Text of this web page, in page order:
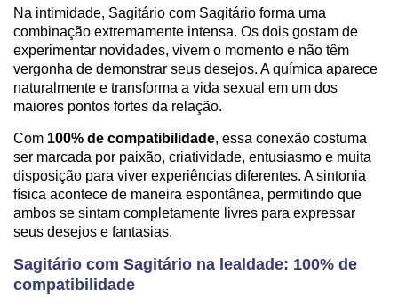
Na intimidade, Sagitário com Sagitário forma uma
combinação extremamente intensa. Os dois gostam de
experimentar novidades, vivem o momento e não têm
vergonha de demonstrar seus desejos. A química aparece
naturalmente e transforma a vida sexual em um dos
maiores pontos fortes da relação.
Com 100% de compatibilidade, essa conexão costuma
ser marcada por paixão, criatividade, entusiasmo e muita
disposição para viver experiências diferentes. A sintonia
física acontece de maneira espontânea, permitindo que
ambos se sintam completamente livres para expressar
seus desejos e fantasias.
Sagitário com Sagitário na lealdade: 100% de
compatibilidade